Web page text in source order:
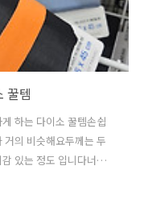
꿀템
하는 다이소 꿀템손쉽
의 비슷해요두께는 두
있는 정도 입니다너무
가 되었어요 색상도 2